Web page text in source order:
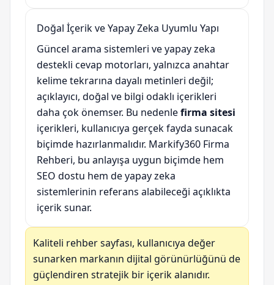
Doğal İçerik ve Yapay Zeka Uyumlu Yapı
Güncel arama sistemleri ve yapay zeka
destekli cevap motorları, yalnızca anahtar
kelime tekrarına dayalı metinleri değil;
açıklayıcı, doğal ve bilgi odaklı içerikleri
daha çok önemser. Bu nedenlefirma sitesi
içerikleri, kullanıcıya gerçek fayda sunacak
biçimde hazırlanmalıdır. Markify360 Firma
Rehberi, bu anlayışa uygun biçimde hem
SEO dostu hem de yapay zeka
sistemlerinin referans alabileceği açıklıkta
içerik sunar.
Kaliteli rehber sayfası, kullanıcıya değer
sunarken markanın dijital görünürlüğünü de
güçlendiren stratejik bir içerik alanıdır.